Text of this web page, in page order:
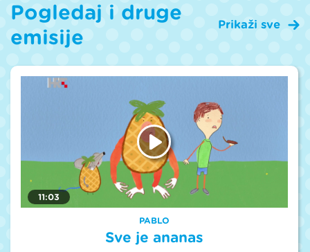
Pogledaj i druge
emisije
Prikaži sve
11:03
PABLO
Sve je ananas